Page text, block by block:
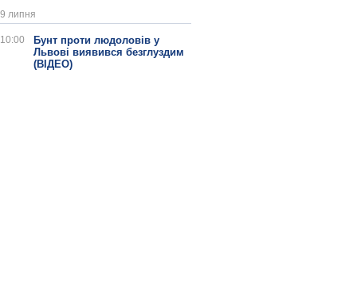
9 липня
10:00
Бунт проти людоловів у
Львові виявився безглуздим
(ВІДЕО)